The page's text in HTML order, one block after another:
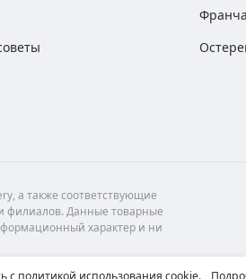
а также соответствующие
филиалов. Данные товарные
характер и ни
с политикой использования cookie.